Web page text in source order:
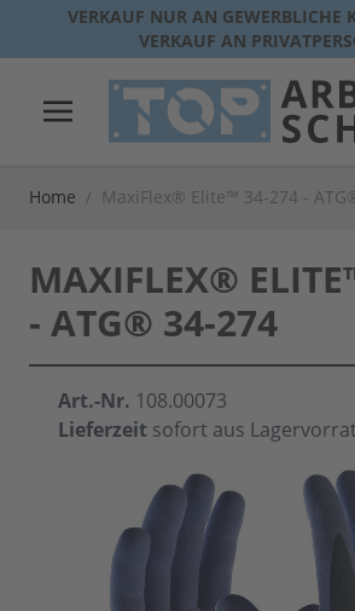
Direkt zum Inhalt
VERKAUF NUR AN GEWERBLICHE
VERKAUF AN
Home / MaxiFlex® Elite™ 34-274 -
MAXIFLEX®
- ATG® 34-274
Art.-Nr. 108.00073
Lieferzeit sofort aus Lagervorrat